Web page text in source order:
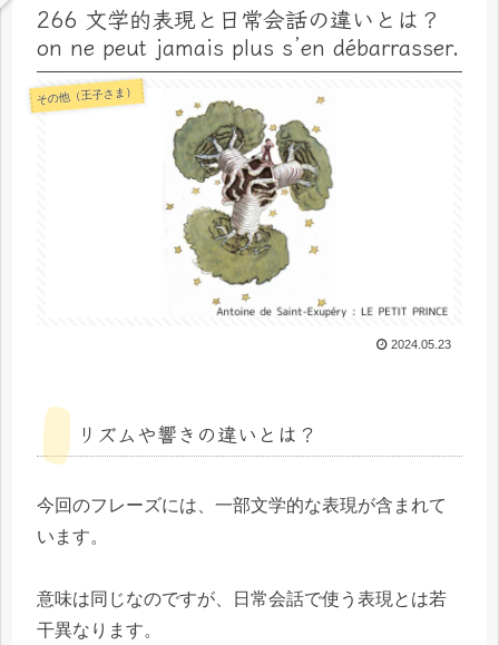
266 文学的表現と日常会話の違いとは？
on ne peut jamais plus s’en débarrasser.
その他（王子さま）
2024.05.23
リズムや響きの違いとは？
今回のフレーズには、一部文学的な表現が含まれて
います。
意味は同じなのですが、日常会話で使う表現とは若
干異なります。